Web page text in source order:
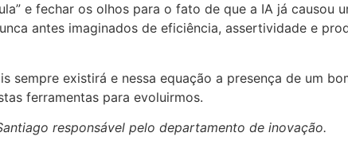
e fechar os olhos para o fato de que a IA já
antes imaginados de eficiência, assertividade e
sempre existirá e nessa equação a presença de um
ferramentas para evoluirmos.
responsável pelo departamento de inovação.